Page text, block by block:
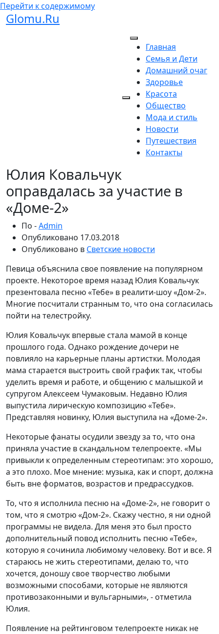
Перейти к содержимому
Glomu.Ru
Главная
Семья и Дети
Домашний очаг
Здоровье
Красота
Общество
Мода и стиль
Новости
Путешествия
Контакты
Юлия Ковальчук
оправдалась за участие в
«Доме-2»
По -Admin
Опубликовано 17.03.2018
Опубликовано в Светские новости
Певица объяснила свое появление на популярном
проекте. Некоторое время назад Юлия Ковальчук
презентовала песню «Тебе» в реалити-шоу «Дом-2».
Многие посчитали странным то, что она согласилась
пойти на телестройку.
Юлия Ковальчук впервые стала мамой в конце
прошлого года. Однако рождение дочери не
повлияло на карьерные планы артистки. Молодая
мама старается выстроить свой график так, чтобы
уделить время и работе, и общению с малышкой и
супругом Алексеем Чумаковым. Недавно Юлия
выпустила лирическую композицию «Тебе».
Представляя новинку, Юлия выступила на «Доме-2».
Некоторые фанаты осудили звезду за то, что она
приняла участие в скандальном телепроекте. «Мы
привыкли к определенным стереотипам: это хорошо,
а это плохо. Мое мнение: музыка, как и спорт, должна
быть вне форматов, возрастов и предрассудков.
То, что я исполнила песню на «Доме-2», не говорит о
том, что я смотрю «Дом-2». Скажу честно, я ни одной
программы не видела. Для меня это был просто
дополнительный повод исполнить песню «Тебе»,
которую я сочинила любимому человеку. Вот и все. Я
стараюсь не жить стереотипами, делаю то, что
хочется, доношу свое творчество любыми
возможными способами, которые не являются
противозаконными и вульгарными», - отметила
Юлия.
Появление на рейтинговом телепроекте никак не